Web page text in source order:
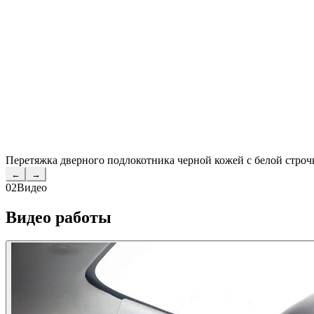
Перетяжка дверного подлокотника черной кожей с белой
← →
02Видео
Видео работы